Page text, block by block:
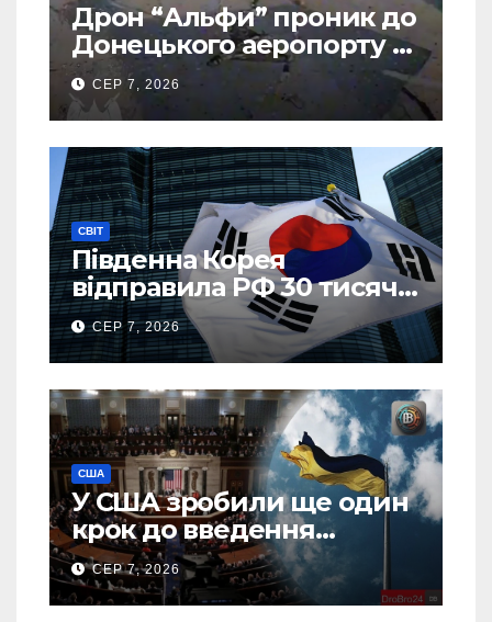
Дрон “Альфи” проник до
Донецького аеропорту та
спалив “Шахед” ще до
запуску
СЕР 7, 2026
СВІТ
Південна Корея
відправила РФ 30 тисяч
тонн авіапалива
СЕР 7, 2026
США
У США зробили ще один
крок до введення
“пекельних санкцій”
проти Росії
СЕР 7, 2026